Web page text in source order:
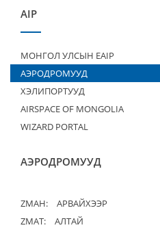
AIP
МОНГОЛ УЛСЫН EAIP
АЭРОДРОМУУД
ХЭЛИПОРТУУД
AIRSPACE OF MONGOLIA
WIZARD PORTAL
АЭРОДРОМУУД
ZMAH:
АРВАЙХЭЭР
ZMAT:
АЛТАЙ